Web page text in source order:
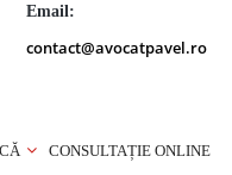
Email:
contact@avocatpavel.ro
CONSULTAȚIE ONLINE